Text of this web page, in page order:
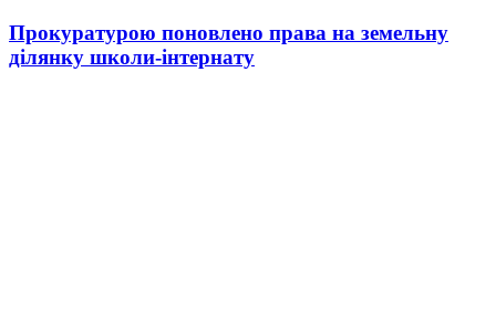
Прокуратурою поновлено права на земельну
ділянку школи-інтернату